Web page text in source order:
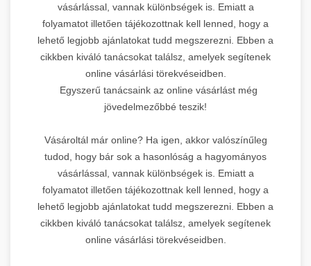
vásárlással, vannak különbségek is. Emiatt a
folyamatot illetően tájékozottnak kell lenned, hogy a
lehető legjobb ajánlatokat tudd megszerezni. Ebben a
cikkben kiváló tanácsokat találsz, amelyek segítenek
online vásárlási törekvéseidben.
Egyszerű tanácsaink az online vásárlást még
jövedelmezőbbé teszik!
Vásároltál már online? Ha igen, akkor valószínűleg
tudod, hogy bár sok a hasonlóság a hagyományos
vásárlással, vannak különbségek is. Emiatt a
folyamatot illetően tájékozottnak kell lenned, hogy a
lehető legjobb ajánlatokat tudd megszerezni. Ebben a
cikkben kiváló tanácsokat találsz, amelyek segítenek
online vásárlási törekvéseidben.